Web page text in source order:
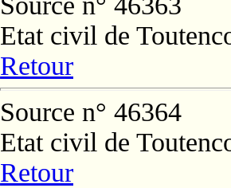
Etat civil de
Retour
Source n° 46364
Etat civil de
Retour